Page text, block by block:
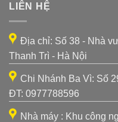
LIÊN HỆ
Địa chỉ: Số 38 - Nhà
Thanh Trì - Hà Nội
Chi Nhánh Ba Vì: Số
ĐT: 0977788596
Nhà máy : Khu công